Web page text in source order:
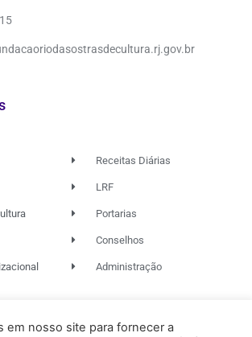
Receitas Diárias
LRF
Portarias
Conselhos
Administração
TODOS OS DIREITOS RESERVADOS.
em nosso site para fornecer a